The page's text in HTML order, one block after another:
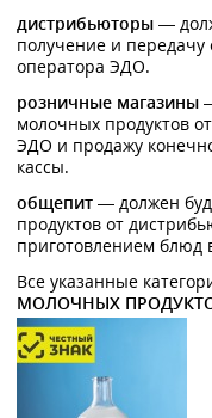
дистрибьюторы —
получение и передачу
оператора ЭДО.
розничные магазины
молочных продуктов
ЭДО и продажу
кассы.
общепит — должен
продуктов от
приготовлением блюд
Все указанные
МОЛОЧНЫХ